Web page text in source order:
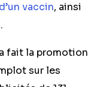
vaccin, ainsi
.
fait la promotion
sur les